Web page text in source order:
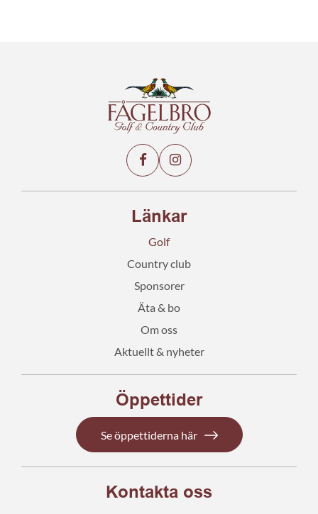
Länkar
Golf
Country club
Sponsorer
Äta & bo
Om oss
Aktuellt & nyheter
Öppettider
Se öppettiderna här
Kontakta oss